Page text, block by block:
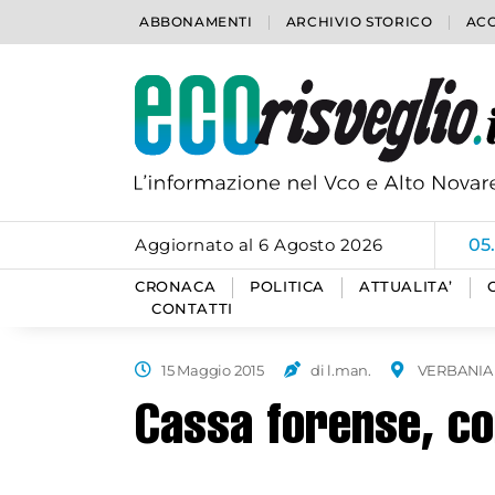
ABBONAMENTI ARCHIVIO STORICO
Aggiornato al 6 Agosto 2026
CRONACA POLITICA ATTUALITA’
CONTATTI
15 Maggio 2015 di l.man. VERBANIA
Cassa forense,